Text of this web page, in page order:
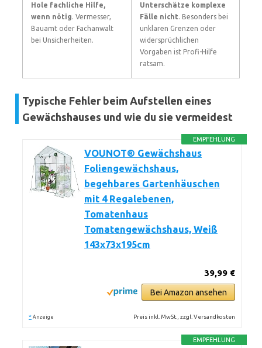
Hole fachliche Hilfe,
wenn nötig. Vermesser,
Bauamt oder Fachanwalt
bei Unsicherheiten.
Unterschätze komplexe
Fälle nicht. Besonders bei
unklaren Grenzen oder
widersprüchlichen
Vorgaben ist Profi-Hilfe
ratsam.
Typische Fehler beim Aufstellen eines
Gewächshauses und wie du sie vermeidest
EMPFEHLUNG
VOUNOT® Gewächshaus
Foliengewächshaus,
begehbares Gartenhäuschen
mit 4 Regalebenen,
Tomatenhaus
Tomatengewächshaus, Weiß
143x73x195cm
39,99 €
Bei Amazon ansehen
* Anzeige Preis inkl. MwSt., zzgl. Versandkosten
EMPFEHLUNG